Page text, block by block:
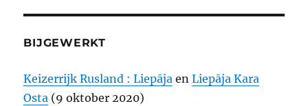
BIJGEWERKT
Keizerrijk Rusland : Liepāja enLiepāja Kara
Osta (9 oktober 2020)